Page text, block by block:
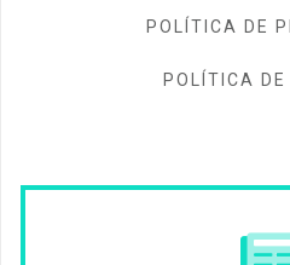
POLÍTICA DE
POLÍTICA DE